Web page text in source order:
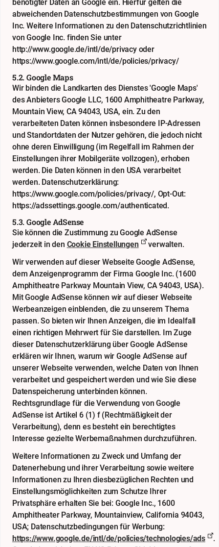
abweichenden Datenschutzbestimmungen von Google
Inc. Weitere Informationen zu den Datenschutzrichtlinien
von Google Inc. finden Sie unter
http://www.google.de/intl/de/privacyoder
https://www.google.com/intl/de/policies/privacy/
5.2. Google Maps
Wir binden die Landkarten des Dienstes 'Google Maps'
des Anbieters Google LLC, 1600 Amphitheatre Parkway,
Mountain View, CA 94043, USA, ein. Zu den
verarbeiteten Daten können insbesondere IP-Adressen
und Standortdaten der Nutzer gehören, die jedoch nicht
ohne deren Einwilligung (im Regelfall im Rahmen der
Einstellungen ihrer Mobilgeräte vollzogen), erhoben
werden. Die Daten können in den USA verarbeitet
werden. Datenschutzerklärung:
https://www.google.com/policies/privacy/, Opt-Out:
https://adssettings.google.com/authenticated.
5.3. Google AdSense
Sie können die Zustimmung zu Google AdSense
jederzeit in den Cookie Einstellungen
verwalten.
Wir verwenden auf dieser Webseite Google AdSense,
dem Anzeigenprogramm der Firma Google Inc. (1600
Amphitheatre Parkway Mountain View, CA 94043, USA).
Mit Google AdSense können wir auf dieser Webseite
Werbeanzeigen einblenden, die zu unserem Thema
passen. So bieten wir Ihnen Anzeigen, die im Idealfall
einen richtigen Mehrwert für Sie darstellen. Im Zuge
dieser Datenschutzerklärung über Google AdSense
erklären wir Ihnen, warum wir Google AdSense auf
unserer Webseite verwenden, welche Daten von Ihnen
verarbeitet und gespeichert werden und wie Sie diese
Datenspeicherung unterbinden können.
Rechtsgrundlage für die Verwendung von Google
AdSense ist Artikel 6 (1) f (Rechtmäßigkeit der
Verarbeitung), denn es besteht ein berechtigtes
Interesse gezielte Werbemaßnahmen durchzuführen.
Weitere Informationen zu Zweck und Umfang der
Datenerhebung und ihrer Verarbeitung sowie weitere
Informationen zu Ihren diesbezüglichen Rechten und
Einstellungsmöglichkeiten zum Schutze Ihrer
Privatsphäre erhalten Sie bei: Google Inc., 1600
Amphitheater Parkway, Mountainview, California 94043,
USA; Datenschutzbedingungen für Werbung:
https://www.google.de/intl/de/policies/technologies/ads
.